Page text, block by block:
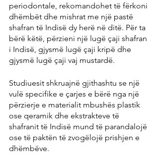
periodontale, rekomandohet të fërkoni
dhëmbët dhe mishrat me një pastë
shafran të Indisë dy herë në ditë. Për ta
bërë këtë, përzieni një lugë çaji shafran
i Indisë, gjysmë lugë çaji kripë dhe
gjysmë lugë çaji vaj mustardë.
Studiuesit shkruajnë gjithashtu se një
vulë specifike e çarjes e bërë nga një
përzierje e materialit mbushës plastik
ose qeramik dhe ekstrakteve të
shafranit të Indisë mund të parandalojë
ose të paktën të zvogëlojë prishjen e
dhëmbëve.